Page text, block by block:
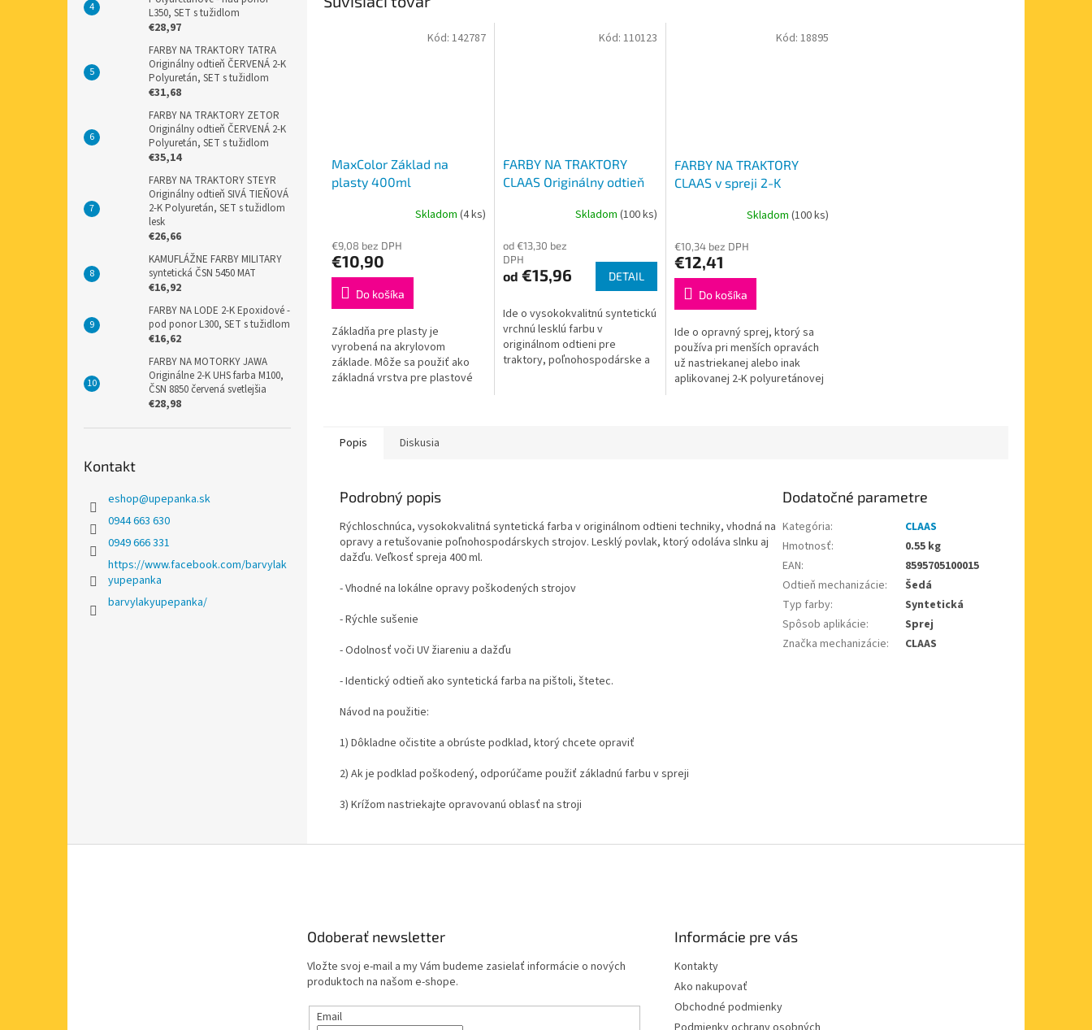
L350, SET s tužidlom
€28,97
FARBY NA TRAKTORY TATRA
Originálny odtieň ČERVENÁ 2-K
Polyuretán, SET s tužidlom
€31,68
FARBY NA TRAKTORY ZETOR
Originálny odtieň ČERVENÁ 2-K
Polyuretán, SET s tužidlom
€35,14
FARBY NA TRAKTORY STEYR
Originálny odtieň SIVÁ TIEŇOVÁ
2-K Polyuretán, SET s tužidlom
lesk
€26,66
KAMUFLÁŽNE FARBY MILITARY
syntetická ČSN 5450 MAT
€16,92
FARBY NA LODE 2-K Epoxidové -
pod ponor L300, SET s tužidlom
€16,62
FARBY NA MOTORKY JAWA
Originálne 2-K UHS farba M100,
ČSN 8850 červená svetlejšia
€28,98
Kontakt
eshop@upepanka.sk
0944 663 630
0949 666 331
https://www.facebook.com/barvylak
yupepanka
barvylakyupepanka/
MaxColor Základ na
plasty 400ml
Skladom (4 ks)
€9,08 bez DPH
€10,90
Do košíka
Základňa pre plasty je
vyrobená na akrylovom
základe. Môže sa použiť ako
základná vrstva pre plastové
Kód: 142787
FARBY NA TRAKTORY
CLAAS Originálny odtieň
Skladom (100 ks)
od €13,30 bez
DPH
od €15,96 DETAIL
Ide o vysokokvalitnú syntetickú
vrchnú lesklú farbu v
originálnom odtieni pre
traktory, poľnohospodárske a
Kód: 110123
FARBY NA TRAKTORY
CLAAS v spreji 2-K
lesklý 400mlSkladom(100 ks)
€10,34 bez DPH
€12,41
Do košíka
Ide o opravný sprej, ktorý sa
používa pri menších opravách
už nastriekanej alebo inak
aplikovanej 2-K polyuretánovej
Kód:18895
Popis Diskusia
Podrobný popis
Rýchloschnúca, vysokokvalitná syntetická farba v originálnom odtieni techniky, vhodná na
opravy a retušovanie poľnohospodárskych strojov. Lesklý povlak, ktorý odoláva slnku aj
dažďu. Veľkosť spreja 400 ml.
- Vhodné na lokálne opravy poškodených strojov
- Rýchle sušenie
- Odolnosť voči UV žiareniu a dažďu
- Identický odtieň ako syntetická farba na pištoli, štetec.
Návod na použitie:
1) Dôkladne očistite a obrúste podklad, ktorý chcete opraviť
2) Ak je podklad poškodený, odporúčame použiť základnú farbu v spreji
3) Krížom nastriekajte opravovanú oblasť na stroji
Dodatočné parametre
Kategória:
CLAAS
Hmotnosť:
0.55 kg
EAN:
8595705100015
Odtieň mechanizácie:
Šedá
Typ farby:
Syntetická
Spôsob aplikácie:
Sprej
Značka mechanizácie: CLAAS
Odoberať newsletter
Vložte svoj e-mail a my Vám budeme zasielať informácie o nových
produktoch na našom e-shope.
Email
Informácie pre vás
Kontakty
Ako nakupovať
Obchodné podmienky